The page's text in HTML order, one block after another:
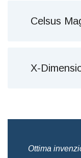
Celsus
X-
Ottima